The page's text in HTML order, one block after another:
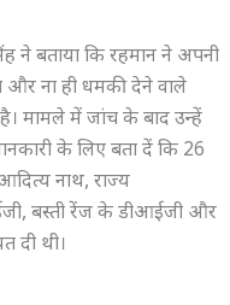
ने बताया कि रहमान ने अपनी
और ना ही धमकी देने वाले
मामले में जांच के बाद उन्हें
के लिए बता दें कि 26
नाथ, राज्य
बस्ती रेंज के डीआईजी और
दी थी।